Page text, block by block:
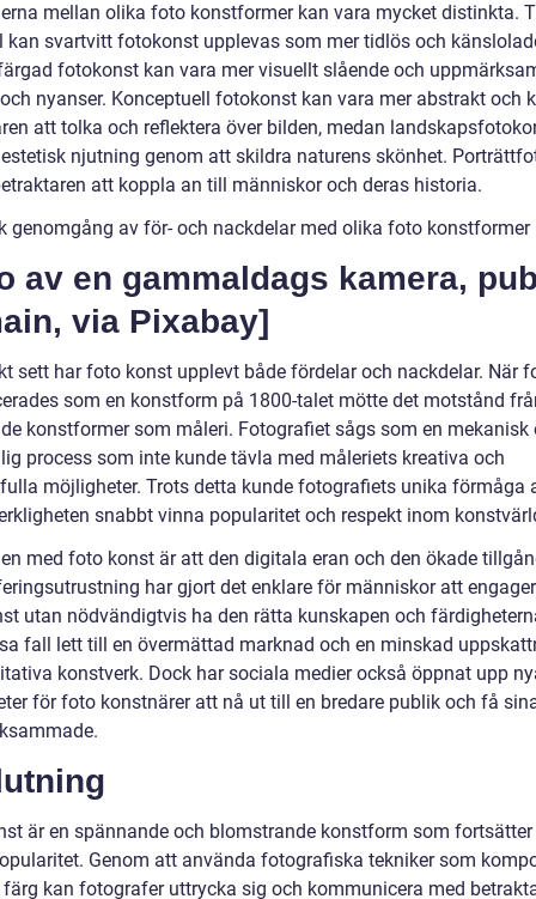
mellan olika foto konstformer kan vara mycket distinkta.
kan svartvitt fotokonst upplevas som mer tidlös och
fotokonst kan vara mer visuellt slående och
nyanser. Konceptuell fotokonst kan vara mer abstrakt och
att tolka och reflektera över bilden, medan
njutning genom att skildra naturens skönhet.
att koppla an till människor och deras historia.
genomgång av för- och nackdelar med olika foto konstformer
av en gammaldags kamera,
via Pixabay]
sett har foto konst upplevt både fördelar och nackdelar. När
som en konstform på 1800-talet mötte det motstånd
konstformer som måleri. Fotografiet sågs som en mekanisk
process som inte kunde tävla med måleriets kreativa och
möjligheter. Trots detta kunde fotografiets unika förmåga
snabbt vinna popularitet och respekt inom
med foto konst är att den digitala eran och den ökade
har gjort det enklare för människor att
utan nödvändigtvis ha den rätta kunskapen och
fall lett till en övermättad marknad och en minskad
konstverk. Dock har sociala medier också öppnat upp
för foto konstnärer att nå ut till en bredare publik och få
är en spännande och blomstrande konstform som
Genom att använda fotografiska tekniker som
kan fotografer uttrycka sig och kommunicera med